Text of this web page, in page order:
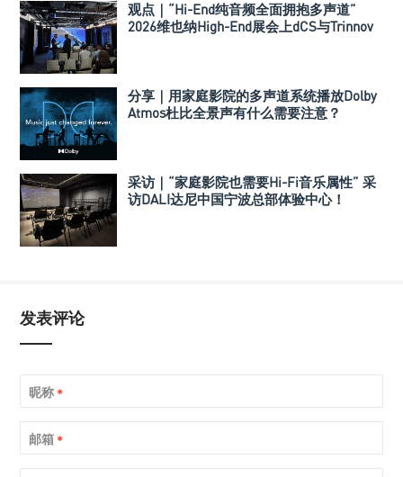
观点｜“Hi-End纯音频全面拥抱多声道”
2026维也纳High-End展会上dCS与Trinnov
分享｜用家庭影院的多声道系统播放Dolby
Atmos杜比全景声有什么需要注意？
采访｜“家庭影院也需要Hi-Fi音乐属性” 采
访DALI达尼中国宁波总部体验中心！
发表评论
昵称 *
邮箱 *